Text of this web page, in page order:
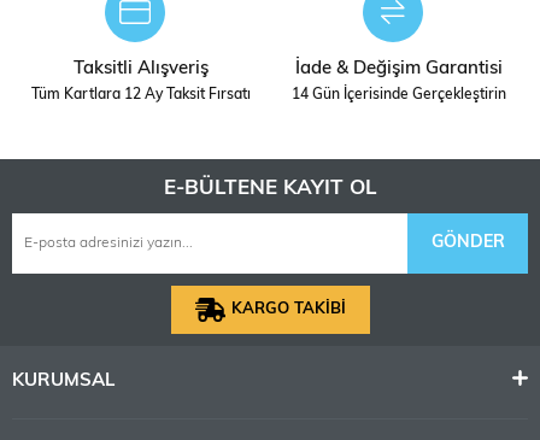
Taksitli Alışveriş
Tüm Kartlara 12 Ay Taksit Fırsatı
İade & Değişim Garantisi
14 Gün İçerisinde Gerçekleştirin
E-BÜLTENE KAYIT OL
GÖNDER
KARGO TAKİBİ
KURUMSAL